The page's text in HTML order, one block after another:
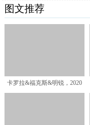
图文推荐
卡罗拉&福克斯&明锐，2020